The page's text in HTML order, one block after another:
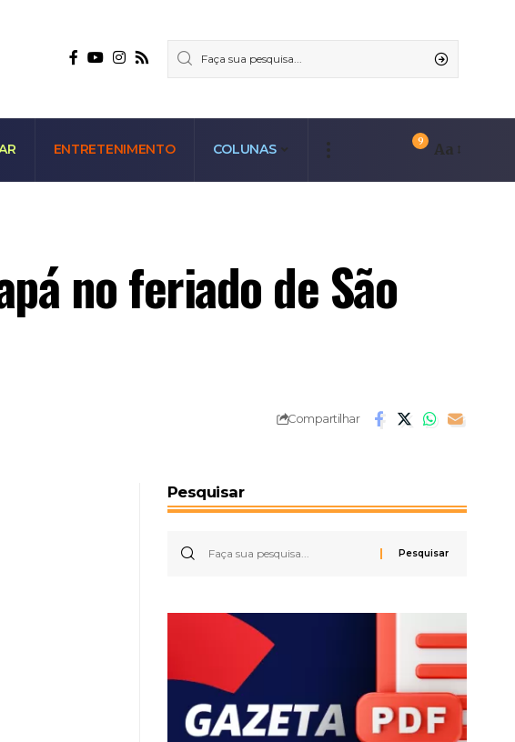
ENTRETENIMENTO COLUNAS
9 Aa
no feriado de São
Compartilhar
Pesquisar